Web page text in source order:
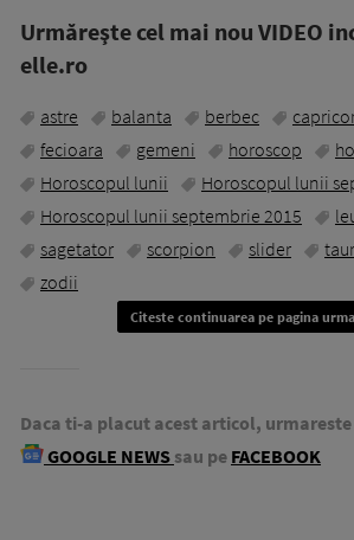
Urmăreşte cel mai nou VIDEO
elle.ro
astre balanta berbec
fecioara
gemeni horoscop
Horoscopul lunii
Horoscopul lunii
Horoscopul lunii septembrie 2015
sagetator
scorpion slider taur
zodii
Citeste continuarea pe pagina
Daca ti-a placut acest articol, urmareste
GOOGLE NEWS sau pe FACEBOOK